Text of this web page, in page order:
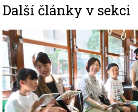
Další články v sekci
Image